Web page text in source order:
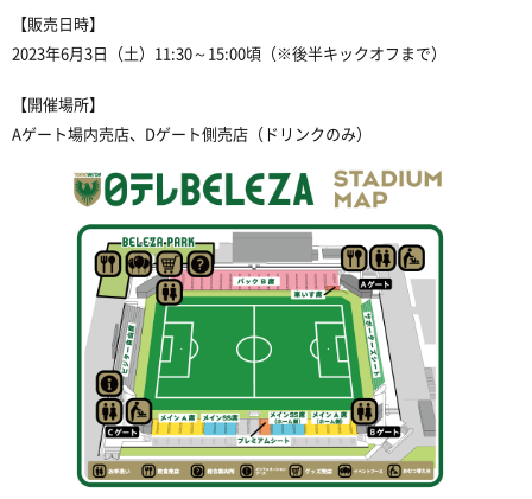
【販売日時】
2023年6月3日（土）11:30～15:00頃（※後半キックオフまで）
【開催場所】
Aゲート場内売店、Dゲート側売店（ドリンクのみ）